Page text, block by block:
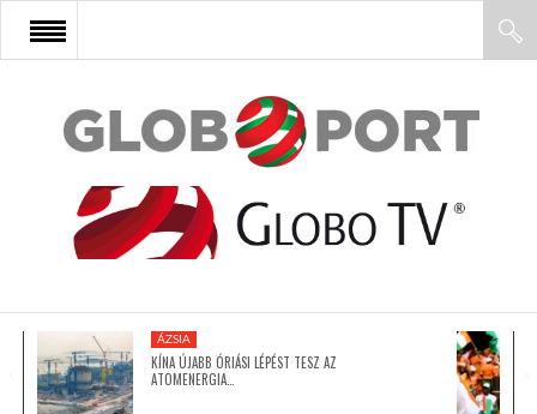
FŐOLDAL
AFRIKA
ÁZSIA
ÁZSIA
KÍNA ÚJABB ÓRIÁSI LÉPÉST TESZ AZ
ATOMENERGIA…